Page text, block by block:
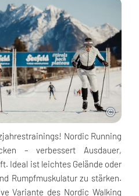
Nordic Running
– verbessert Ausdauer,
Ideal ist leichtes Gelände oder
Rumpfmuskulatur zu stärken.
Variante des Nordic Walking